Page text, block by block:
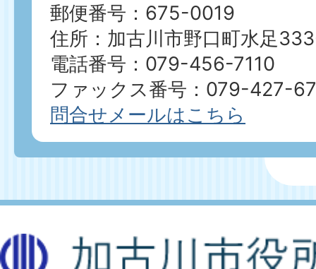
郵便番号：675-0019
住所：加古川市野口町水足
電話番号：079-456-7110
ファックス番号：079-427-
問合せメールはこちら